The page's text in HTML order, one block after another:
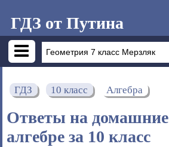
ГДЗ от Путина
ГДЗ 10 класс Алгебра
Ответы на домашние
алгебре за 10 класс